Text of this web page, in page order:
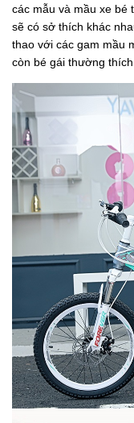
các mẫu và mầu xe bé
sẽ có sở thích khác
thao với các gam mầu
còn bé gái thường thích